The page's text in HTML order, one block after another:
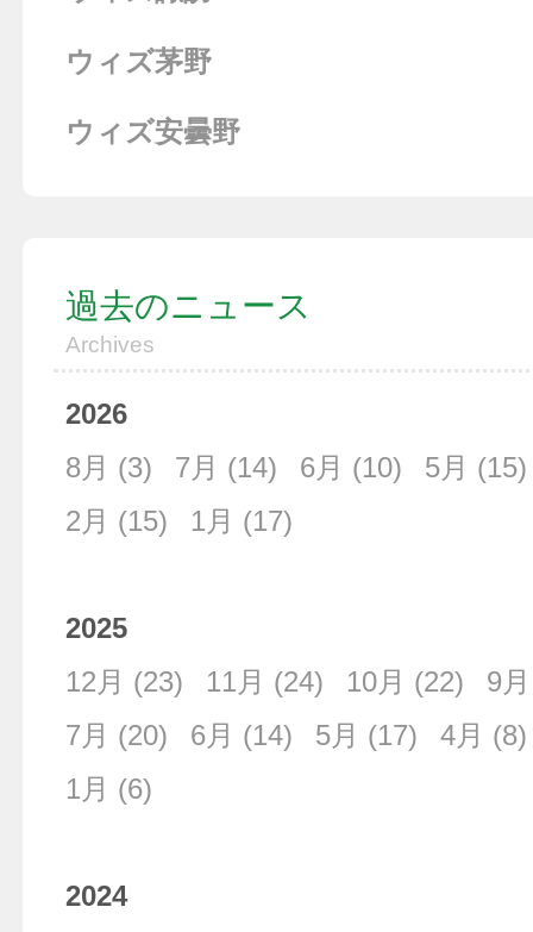
ウィズ茅野
ウィズ安曇野
過去のニュース
Archives
2026
8月 (3) 7月 (14) 6月 (10) 5月 (15)
2月 (15) 1月 (17)
2025
12月 (23) 11月 (24) 10月 (22) 9月
7月 (20) 6月 (14) 5月 (17) 4月 (8)
1月 (6)
2024